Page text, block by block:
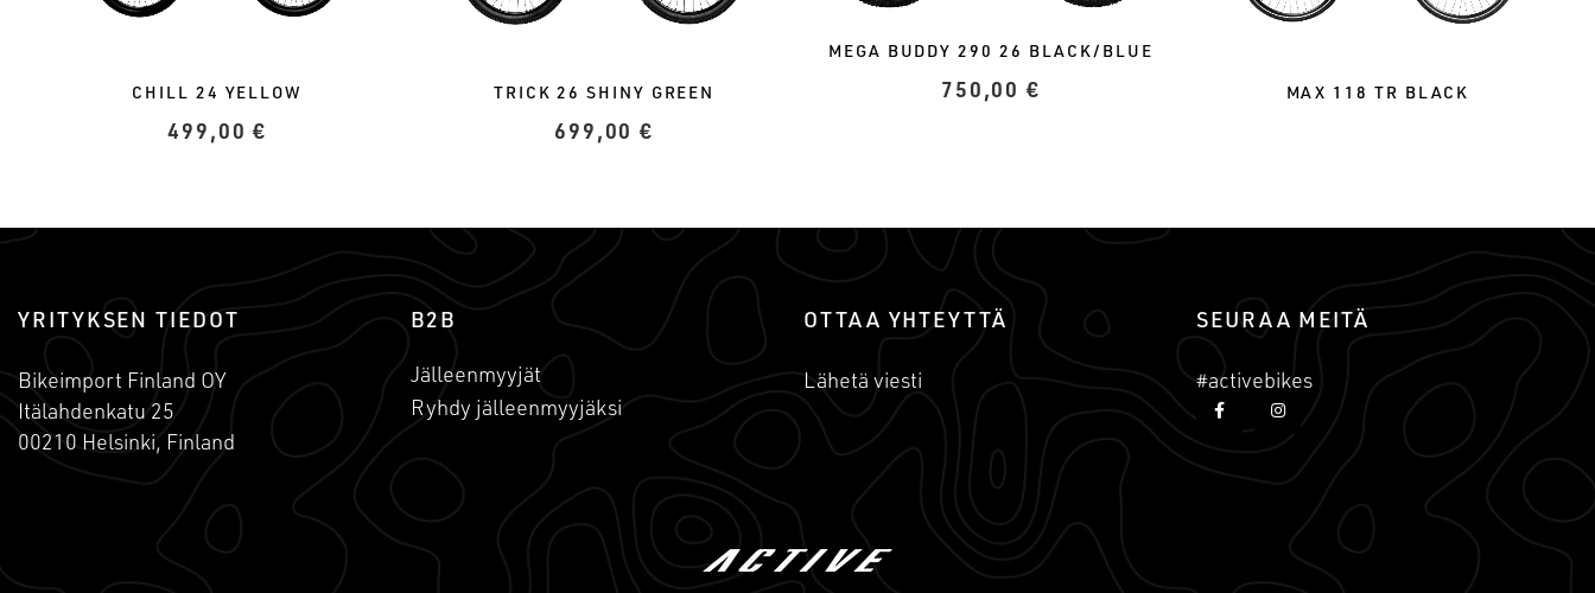
CHILL 24 YELLOW
499,00€
TRICK 26 SHINY GREEN
699,00€
MEGA BUDDY 290 26 BLACK/BLUE
750,00€ MAX 118 TR BLACK
YRITYKSEN TIEDOT
Bikeimport Finland OY
Itälahdenkatu 25
00210 Helsinki, Finland
B2B
Jälleenmyyjät
Ryhdy jälleenmyyjäksi
OTTAA YHTEYTTÄ
Lähetä viesti
SEURAA MEITÄ
#activebikes